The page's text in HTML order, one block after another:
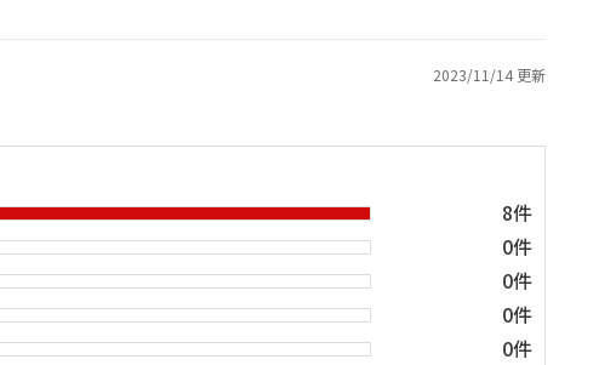
2023/11/14 更新
8件
0件
0件
0件
0件